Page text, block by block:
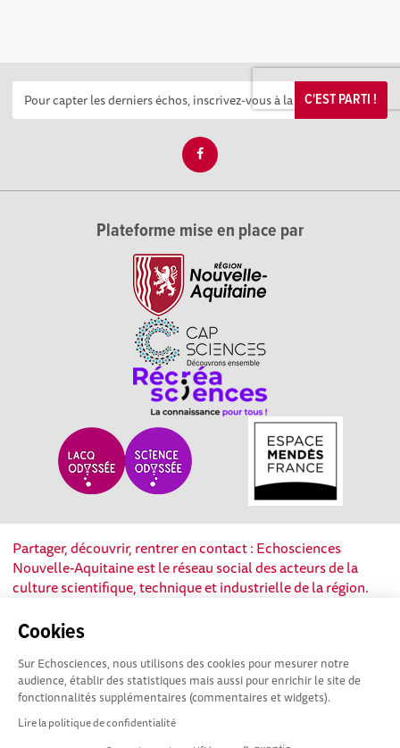
Cookies
Sur Echosciences, nous utilisons des cookies pour mesurer notre
audience, établir des statistiques mais aussi pour enrichir le site de
fonctionnalités supplémentaires (commentaires et widgets).
Lire la politique de confidentialité
C'EST PARTI !
Plateforme mise en place par
Partager, découvrir, rentrer en contact : Echosciences
Nouvelle-Aquitaine est le réseau social des acteurs de la
culture scientifique, technique et industrielle de la région.
Mentions légales
|
Ligne éditoriale